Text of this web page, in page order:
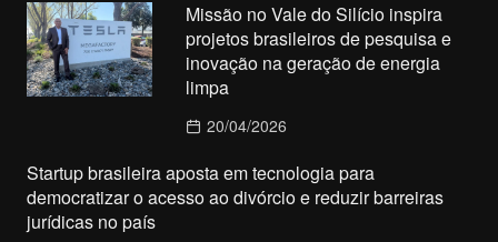
Missão no Vale do Silício inspira
projetos brasileiros de pesquisa e
inovação na geração de energia
limpa
20/04/2026
Startup brasileira aposta em tecnologia para
democratizar o acesso ao divórcio e reduzir barreiras
jurídicas no país